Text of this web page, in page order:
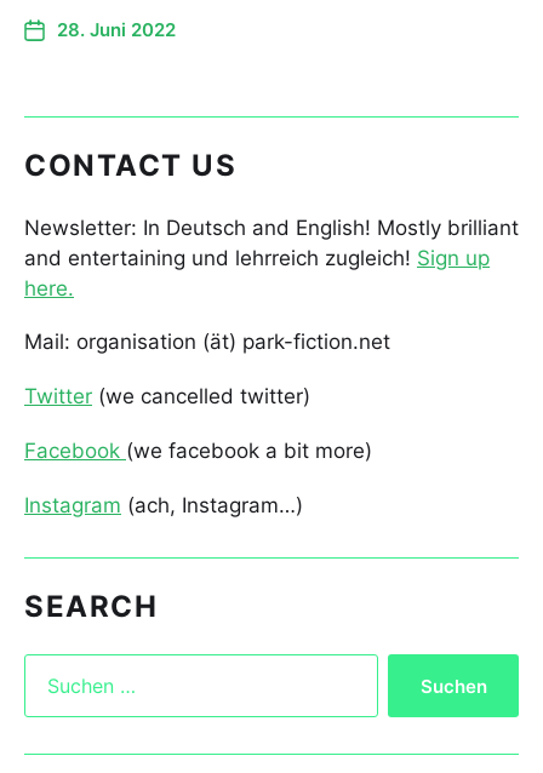
28. Juni 2022
CONTACT US
Newsletter: In Deutsch and English! Mostly brilliant
and entertaining und lehrreich zugleich! Sign up
here.
Mail: organisation (ät) park-fiction.net
Twitter (we cancelled twitter)
Facebook (we facebook a bit more)
Instagram (ach, Instagram…)
SEARCH